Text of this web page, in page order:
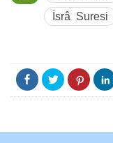
İsrâ Suresi